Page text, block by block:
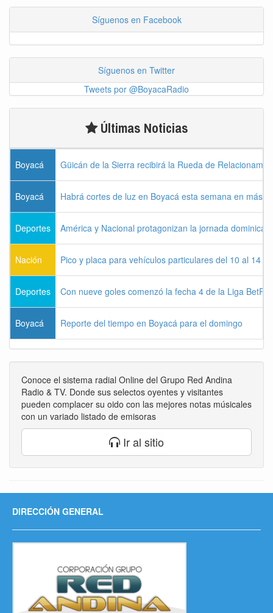
Síguenos en Facebook
Síguenos en Twitter
Tweets por @BoyacaRadio
Últimas Noticias
Boyacá Güicán de la Sierra recibirá la Rueda de
Boyacá Habrá cortes de luz en Boyacá esta semana en más
Deportes América y Nacional protagonizan la jornada dominical
Nación Pico y placa para vehículos particulares del 10 al 14
Deportes Con nueve goles comenzó la fecha 4 de la Liga
Boyacá Reporte del tiempo en Boyacá para el domingo
Conoce el sistema radial Online del Grupo Red Andina
Radio & TV. Donde sus selectos oyentes y visitantes
pueden complacer su oido con las mejores notas músicales
con un variado listado de emisoras
Ir al sitio
DIRECCIÓN GENERAL